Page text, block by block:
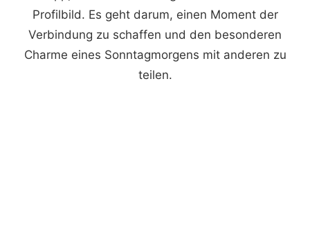
Profilbild. Es geht darum, einen Moment der
Verbindung zu schaffen und den besonderen
Charme eines Sonntagmorgens mit anderen zu
teilen.